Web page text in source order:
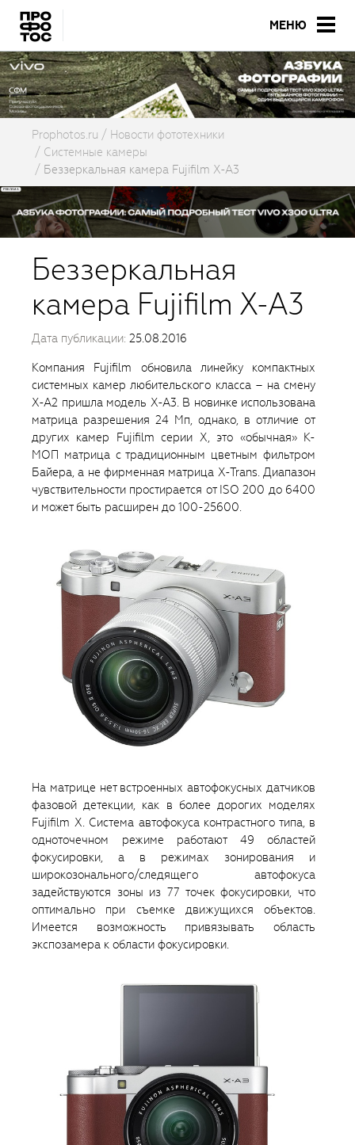
МЕНЮ
Prophotos.ru
Новости фототехники
Системные камеры
Беззеркальная камера Fujifilm X-A3
Беззеркальная
камера Fujifilm X-A3
Дата публикации: 25.08.2016
Компания Fujifilm обновила линейку компактных
системных камер любительского класса – на смену
X-A2 пришла модель X-A3. В новинке использована
матрица разрешения 24 Мп, однако, в отличие от
других камер Fujifilm серии X, это «обычная» К-
МОП матрица с традиционным цветным фильтром
Байера, а не фирменная матрица X-Trans. Диапазон
чувствительности простирается от ISO 200 до 6400
и может быть расширен до 100-25600.
На матрице нет встроенных автофокусных датчиков
фазовой детекции, как в более дорогих моделях
Fujifilm X. Система автофокуса контрастного типа, в
одноточечном режиме работают 49 областей
фокусировки, а в режимах зонирования и
широкозонального/следящего автофокуса
задействуются зоны из 77 точек фокусировки, что
оптимально при съемке движущихся объектов.
Имеется возможность привязывать область
экспозамера к области фокусировки.